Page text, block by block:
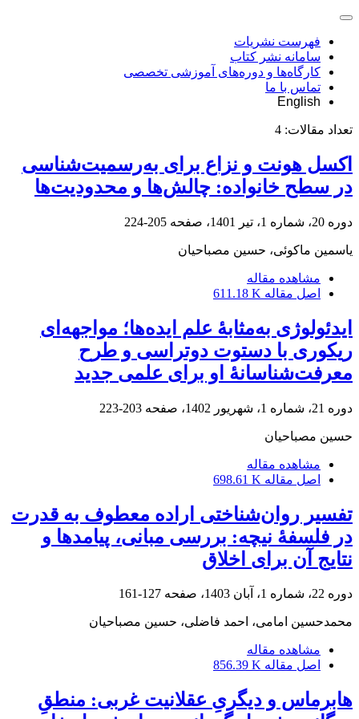
فهرست نشریات
سامانه نشر کتاب
کارگاه‌ها و دوره‌های آموزشی تخصصی
تماس با ما
English
تعداد مقالات: 4
اکسل هونت و نزاع برای به‌رسمیت‌شناسی
در سطح خانواده: چالش‌ها و محدودیت‌ها
دوره 20، شماره 1، تیر 1401، صفحه 205-224
یاسمین ماکوئی، حسین مصباحیان
مشاهده مقاله
اصل مقاله 611.18 K
ایدئولوژی به‌مثابۀ علم ایده‌ها؛ مواجهه‌ای
ریکوری با دستوت دوتراسی و طرح
معرفت‌شناسانۀ او برای علمی جدید
دوره 21، شماره 1، شهریور 1402، صفحه 203-223
حسین مصباحیان
مشاهده مقاله
اصل مقاله 698.61 K
تفسیر روان‌شناختی اراده معطوف به قدرت
در فلسفۀ نیچه: بررسی مبانی، پیامدها و
نتایج آن برای اخلاق
دوره 22، شماره 1، آبان 1403، صفحه 127-161
محمدحسین امامی، احمد فاضلی، حسین مصباحیان
مشاهده مقاله
اصل مقاله 856.39 K
هابرماس و دیگریِ عقلانیت غربی: منطقِ